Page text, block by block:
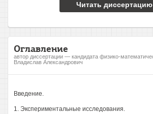
Читать диссертацию
Оглавление
автор диссертации — кандидата физико-
Владислав Александрович
Введение.
1. Экспериментальные исследования.